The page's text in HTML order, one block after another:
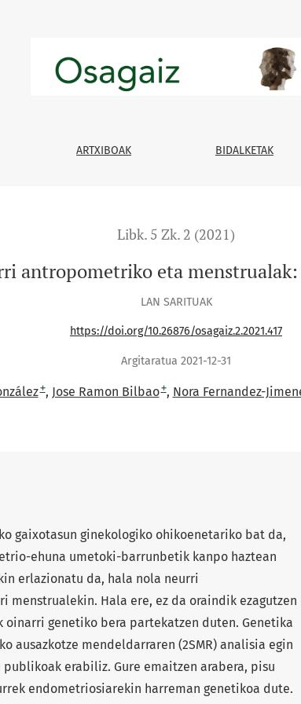
menstrualak: oinarri genetiko komunaren bila
ARTXIBOAK BIDALKETAK
Libk. 5 Zk. 2 (2021)
antropometriko eta
LAN SARITUAK
https://doi.org/10.26876/osagaiz.2.2021.417
Argitaratua 2021-12-31
+ Jose Ramon Bilbao+ Nora Fernandez-
gaixotasun ginekologiko ohikoenetariko bat da,
ehuna umetoki-barrunbetik kanpo haztean
erlazionatu da, hala nola neurri
menstrualekin. Hala ere, ez da oraindik ezagutzen
genetiko bera partekatzen duten. Genetika
ausazkotze mendeldarraren (2SMR) analisia egin
publikoak erabiliz. Gure emaitzen arabera, pisu
endometriosiarekin harreman genetikoa dute.